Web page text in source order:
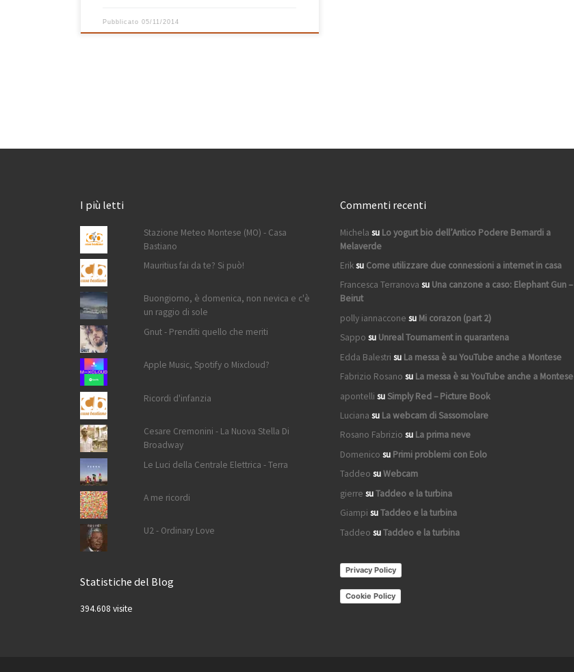
Pubblicato05/11/2014
I più letti
Stazione Meteo Montese (MO) - Casa
Bastiano
Mauritius fai da te? Si può!
Buongiorno, è domenica, non nevica e c'è
un raggio di sole
Gnut - Prenditi quello che meriti
Apple Music, Spotify o Mixcloud?
Ricordi d'infanzia
Cesare Cremonini - La Nuova Stella Di
Broadway
Le Luci della Centrale Elettrica - Terra
A me ricordi
U2 - Ordinary Love
Statistiche del Blog
394.608 visite
Commenti recenti
Michela su Lo yogurt bio dell’Antico Podere Bernardi a
Melaverde
Eriksu Come utilizzare due connessioni a internet in casa
Francesca Terranova su Una canzone a caso: Elephant Gun –
Beirut
polly iannaccone su Mi corazon (part 2)
Sappo su Unreal Tournament in quarantena
Edda Balestri su La messa è su YouTube anche a Montese
Fabrizio Rosano su La messa è su YouTube anche a Montese
apontelli suSimply Red – Picture Book
Luciana su La webcam di Sassomolare
Rosano Fabrizio su La prima neve
Domenico su Primi problemi con Eolo
Taddeo suWebcam
gierre suTaddeo e la turbina
Giampi suTaddeo e la turbina
Taddeo suTaddeo e la turbina
Privacy Policy
Cookie Policy